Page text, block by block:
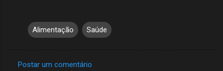
Alimentação Saúde
Postar um comentário